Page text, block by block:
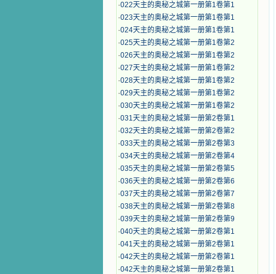
·022天主的奥秘之城第一册第1卷第1
·023天主的奥秘之城第一册第1卷第1
·024天主的奥秘之城第一册第1卷第1
·025天主的奥秘之城第一册第1卷第2
·026天主的奥秘之城第一册第1卷第2
·027天主的奥秘之城第一册第1卷第2
·028天主的奥秘之城第一册第1卷第2
·029天主的奥秘之城第一册第1卷第2
·030天主的奥秘之城第一册第1卷第2
·031天主的奥秘之城第一册第2卷第1
·032天主的奥秘之城第一册第2卷第2
·033天主的奥秘之城第一册第2卷第3
·034天主的奥秘之城第一册第2卷第4
·035天主的奥秘之城第一册第2卷第5
·036天主的奥秘之城第一册第2卷第6
·037天主的奥秘之城第一册第2卷第7
·038天主的奥秘之城第一册第2卷第8
·039天主的奥秘之城第一册第2卷第9
·040天主的奥秘之城第一册第2卷第1
·041天主的奥秘之城第一册第2卷第1
·042天主的奥秘之城第一册第2卷第1
·042天主的奥秘之城第一册第2卷第1